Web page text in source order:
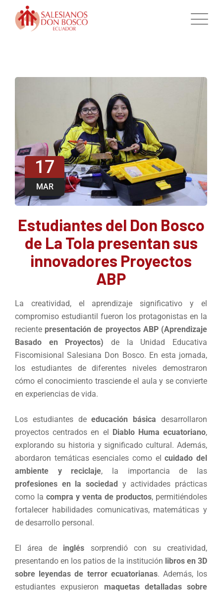
17
MAR
Estudiantes del Don Bosco
de La Tola presentan sus
innovadores Proyectos
ABP
La creatividad, el aprendizaje significativo y el
compromiso estudiantil fueron los protagonistas en la
reciente presentación de proyectos ABP (Aprendizaje
Basado en Proyectos) de la Unidad Educativa
Fiscomisional Salesiana Don Bosco. En esta jornada,
los estudiantes de diferentes niveles demostraron
cómo el conocimiento trasciende el aula y se convierte
en experiencias de vida.
Los estudiantes deeducación básica desarrollaron
proyectos centrados en el Diablo Huma ecuatoriano,
explorando su historia y significado cultural. Además,
abordaron temáticas esenciales como elcuidado del
ambiente y reciclaje, la importancia de las
profesiones en la sociedad y actividades prácticas
como la compra y venta de productos, permitiéndoles
fortalecer habilidades comunicativas, matemáticas y
de desarrollo personal.
El área de inglés sorprendió con su creatividad,
presentando en los patios de la institución libros en 3D
sobre leyendas de terror ecuatorianas. Además, los
estudiantes expusieron maquetas detalladas sobre